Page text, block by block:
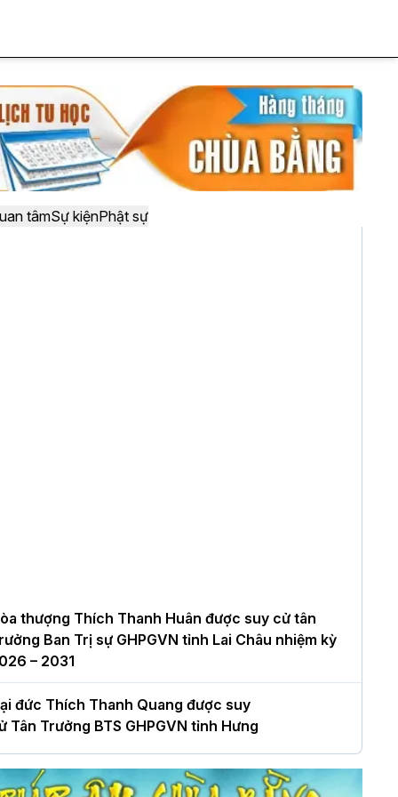
tâmSự kiệnPhật sự
thượng Thích Thanh Huân được suy cử tân
Ban Trị sự GHPGVN tỉnh Lai Châu nhiệm kỳ
– 2031
đức Thích Thanh Quang được suy
Tân Trưởng BTS GHPGVN tỉnh Hưng
nhiệm kỳ 2026 – 2031